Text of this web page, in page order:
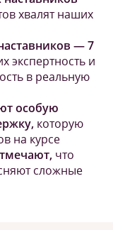
хвалят наших
— 7
экспертность и
в реальную
особую
которую
на курсе
что
сложные